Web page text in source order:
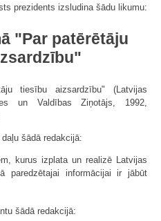
prezidents izsludina šādu likumu:
"Par patērētāju
tiesību aizsardzību" (Latvijas
un Valdības Ziņotājs, 1992,
šādā redakcijā:
kurus izplata un realizē Latvijas
paredzētajai informācijai ir jābūt
šādā redakcijā: